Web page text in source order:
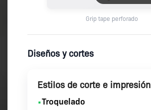
Grip tape perforado
Diseños y cortes
Estilos de corte e impresión
•Troquelado